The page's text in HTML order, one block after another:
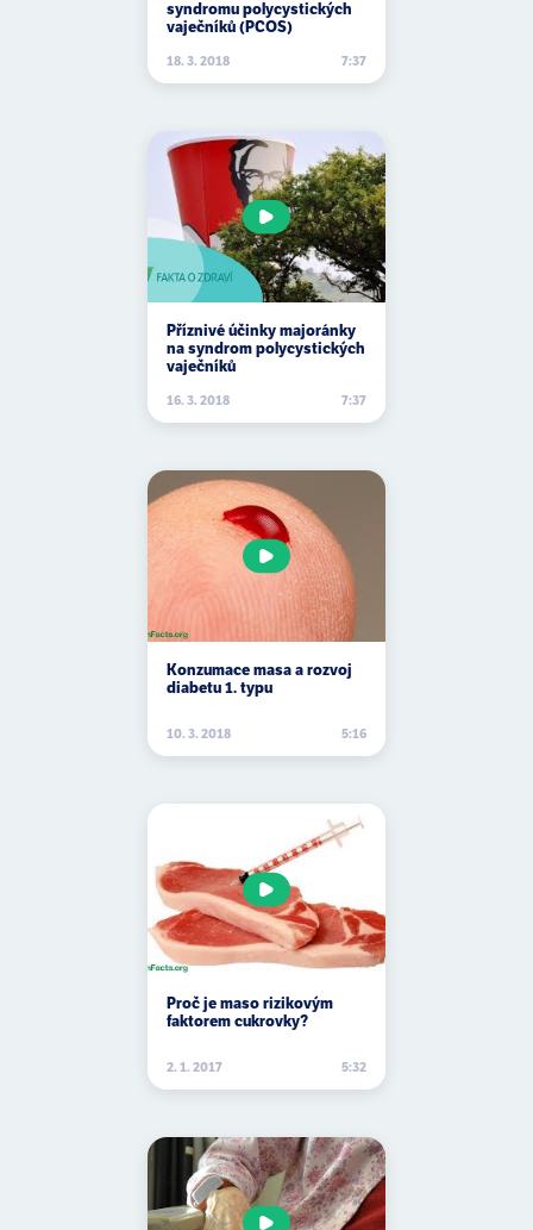
ananas
ananasový meloun
anémie
aneuryzma
angína
angina pectoris
angiogeneze
angioplastika
antacida
antibiotika
antidepresiva
antihistaminika
antikoncepční pilulky
antioxidanty
antiperspiranty
antokyaniny
apendicitida
apnoe
arašídové máslo
aromatáza
aromaterapie
syndromu polycystických
vaječníků (PCOS)
18. 3. 2018 7:37
Příznivé účinky majoránky
na syndrom polycystických
vaječníků
16. 3. 2018 7:37
Konzumace masa a rozvoj
diabetu 1. typu
10. 3. 2018 5:16
Proč je maso rizikovým
faktorem cukrovky?
2. 1. 2017 5:32